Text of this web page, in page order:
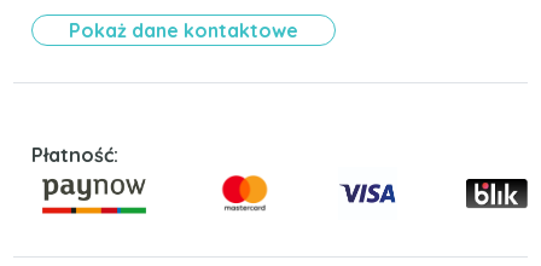
Pokaż dane kontaktowe
Płatność: